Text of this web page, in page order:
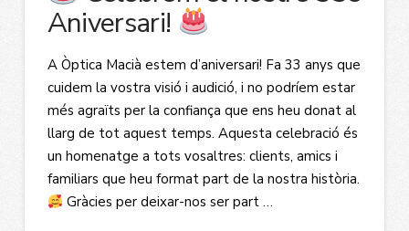
Aniversari!
A Òptica Macià estem d’aniversari! Fa 33 anys que
cuidem la vostra visió i audició, i no podríem estar
més agraïts per la confiança que ens heu donat al
llarg de tot aquest temps. Aquesta celebració és
un homenatge a tots vosaltres: clients, amics i
familiars que heu format part de la nostra història.
Gràcies per deixar-nos ser part …